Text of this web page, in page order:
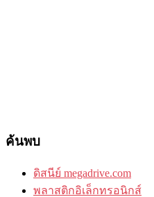
ค้นพบ
ดิสนีย์ megadrive.com
พลาสติกอิเล็กทรอนิกส์